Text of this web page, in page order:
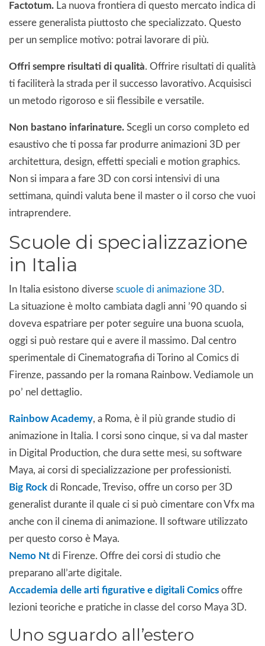
Factotum. La nuova frontiera di questo mercato indica di
essere generalista piuttosto che specializzato. Questo
per un semplice motivo: potrai lavorare di più.
Offri sempre risultati di qualità. Offrire risultati di qualità
ti faciliterà la strada per il successo lavorativo. Acquisisci
un metodo rigoroso e sii flessibile e versatile.
Non bastano infarinature. Scegli un corso completo ed
esaustivo che ti possa far produrre animazioni 3D per
architettura, design, effetti speciali e motion graphics.
Non si impara a fare 3D con corsi intensivi di una
settimana, quindi valuta bene il master o il corso che vuoi
intraprendere.
Scuole di specializzazione
in Italia
In Italia esistono diverse scuole di animazione 3D.
La situazione è molto cambiata dagli anni ’90 quando si
doveva espatriare per poter seguire una buona scuola,
oggi si può restare qui e avere il massimo. Dal centro
sperimentale di Cinematografia di Torino al Comics di
Firenze, passando per la romana Rainbow. Vediamole un
po’ nel dettaglio.
Rainbow Academy, a Roma, è il più grande studio di
animazione in Italia. I corsi sono cinque, si va dal master
in Digital Production, che dura sette mesi, su software
Maya, ai corsi di specializzazione per professionisti.
Big Rock di Roncade, Treviso, offre un corso per 3D
generalist durante il quale ci si può cimentare con Vfx ma
anche con il cinema di animazione. Il software utilizzato
per questo corso è Maya.
Nemo Nt di Firenze. Offre dei corsi di studio che
preparano all’arte digitale.
Accademia delle arti figurative e digitali Comics offre
lezioni teoriche e pratiche in classe del corso Maya 3D.
Uno sguardo all’estero